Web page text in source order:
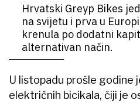
Hrvatski Greyp Bikes
na svijetu i prva u
krenula po dodatni
alternativan način.
U listopadu prošle godine
električnih bicikala, čiji je